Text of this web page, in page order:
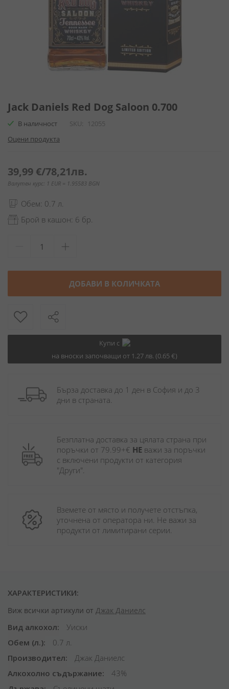
към
началото
на
галерия
със
Jack Daniels Red Dog Saloon 0.700
В наличност SKU
12055
Оцени продукта
39,99 €/78,21лв.
Валутен курс: 1 EUR = 1.95583 BGN
Обем: 0.7 л.
Брой в кашон: 6 бр.
ДОБАВИ В КОЛИЧКАТА
Купи с
на вноски започващи от 1.27 лв. (0.65 €)
Бърза доставка до 1 ден в София и до 3
дни в страната.
Безплатна доставка за цялата страна при
поръчки от 79.99+€ НЕ важи за поръчки
с включени продукти от категория
"Други".
Вземете от място и получете отстъпка,
уточнена от оператора ни. Не важи за
продукти от лимитирани серии.
ХАРАКТЕРИСТИКИ:
Виж всички артикули от Джак Даниелс
Вид алкохол
Уиски
Обем (л.)
0.7 л.
Производител
Джак Даниелс
Алкохолно съдържание
43%